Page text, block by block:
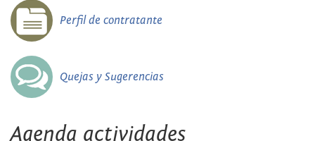
Perfil de contratante
Quejas y Sugerencias
Agenda actividades